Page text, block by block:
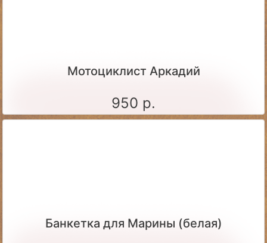
Мотоциклист Аркадий
950 р.
Банкетка для Марины (белая)